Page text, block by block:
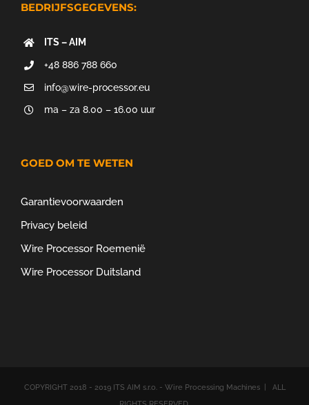
BEDRIJFSGEGEVENS:
ITS – AIM
+48 886 788 660
info@wire-processor.eu
ma – za 8.00 – 16.00 uur
GOED OM TE WETEN
Garantievoorwaarden
Privacy beleid
Wire Processor Roemenië
Wire Processor Duitsland
COPYRIGHT 2018 - 2019 ITS AIM s.r.o. - Wire Processing Machines | ALL